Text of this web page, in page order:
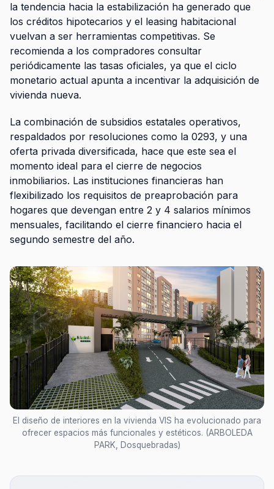
la tendencia hacia la estabilización ha generado que
los créditos hipotecarios y el leasing habitacional
vuelvan a ser herramientas competitivas. Se
recomienda a los compradores consultar
periódicamente las tasas oficiales, ya que el ciclo
monetario actual apunta a incentivar la adquisición de
vivienda nueva.
La combinación de subsidios estatales operativos,
respaldados por resoluciones como la 0293, y una
oferta privada diversificada, hace que este sea el
momento ideal para el cierre de negocios
inmobiliarios. Las instituciones financieras han
flexibilizado los requisitos de preaprobación para
hogares que devengan entre 2 y 4 salarios mínimos
mensuales, facilitando el cierre financiero hacia el
segundo semestre del año.
El diseño de interiores en la vivienda VIS ha evolucionado para
ofrecer espacios más funcionales y estéticos. (ARBOLEDA
PARK, Dosquebradas)